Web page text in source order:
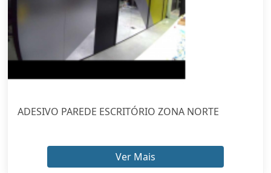
ADESIVO PAREDE ESCRITÓRIO ZONA NORTE
Ver Mais